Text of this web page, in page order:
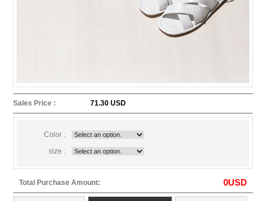
Sales Price : 71.30 USD
Color :
size :
Total Purchase Amount: 0USD